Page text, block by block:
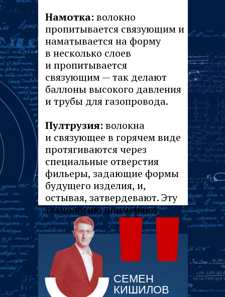
Намотка: волокно
пропитывается связующим и
наматывается на форму
в несколько слоев
и пропитывается
связующим — так делают
баллоны высокого давления
и трубы для газопровода.
Пултрузия: волокна
и связующее в горячем виде
протягиваются через
специальные отверстия
фильеры, задающие формы
будущего изделия, и,
остывая, затвердевают. Эту
технологию применяют
для изготовления перил
и строительных профилей.
СЕМЕН
КИШИЛОВ